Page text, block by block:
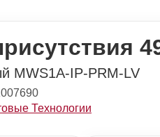
MWS1A-IP-PRM-LV
Технологии